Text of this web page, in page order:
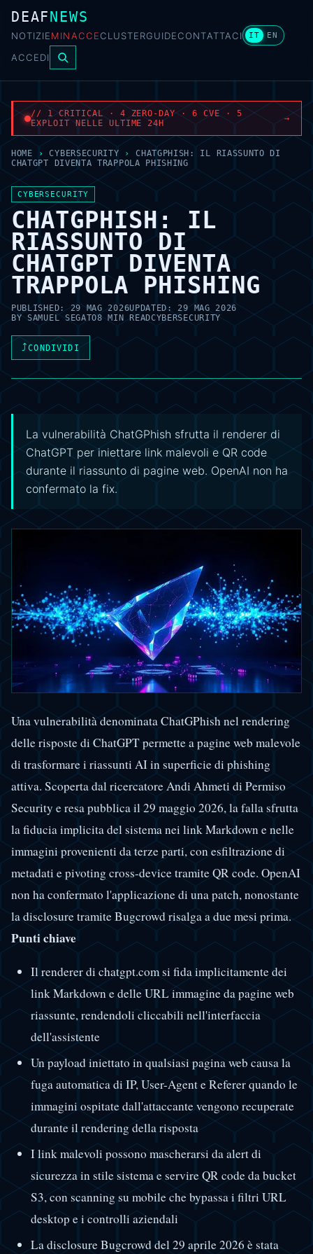
DEAFNEWS
NOTIZIEMINACCECLUSTERGUIDECONTATTACI IT EN
ACCEDI
// 1 CRITICAL · 4 ZERO-DAY · 6 CVE · 5
EXPLOIT NELLE ULTIME 24H
→
HOME › CYBERSECURITY ›
CHATGPHISH: IL RIASSUNTO DI
CHATGPT DIVENTA TRAPPOLA PHISHING
CYBERSECURITY
CHATGPHISH: IL
RIASSUNTO DI
CHATGPT DIVENTA
TRAPPOLA PHISHING
PUBLISHED:29 MAG 2026UPDATED: 29 MAG 2026
BYSAMUEL SEGATO8 MIN READCYBERSECURITY
⤴CONDIVIDI
La vulnerabilità ChatGPhish sfrutta il renderer di
ChatGPT per iniettare link malevoli e QR code
durante il riassunto di pagine web. OpenAI non ha
confermato la fix.
Una vulnerabilità denominata ChatGPhish nel rendering
delle risposte di ChatGPT permette a pagine web malevole
di trasformare i riassunti AI in superficie di phishing
attiva. Scoperta dal ricercatore Andi Ahmeti di Permiso
Security e resa pubblica il 29 maggio 2026, la falla sfrutta
la fiducia implicita del sistema nei link Markdown e nelle
immagini provenienti da terze parti, con esfiltrazione di
metadati e pivoting cross-device tramite QR code. OpenAI
non ha confermato l'applicazione di una patch, nonostante
la disclosure tramite Bugcrowd risalga a due mesi prima.
Punti chiave
Il renderer di chatgpt.com si fida implicitamente dei
link Markdown e delle URL immagine da pagine web
riassunte, rendendoli cliccabili nell'interfaccia
dell'assistente
Un payload iniettato in qualsiasi pagina web causa la
fuga automatica di IP, User-Agent e Referer quando le
immagini ospitate dall'attaccante vengono recuperate
durante il rendering della risposta
I link malevoli possono mascherarsi da alert di
sicurezza in stile sistema e servire QR code da bucket
S3, con scanning su mobile che bypassa i filtri URL
desktop e i controlli aziendali
La disclosure Bugcrowd del 29 aprile 2026 è stata